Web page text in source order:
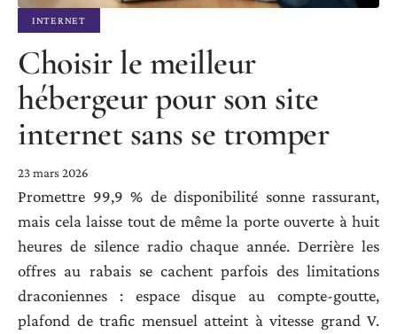
INTERNET
Choisir le meilleur
hébergeur pour son site
internet sans se tromper
23 mars 2026
Promettre 99,9 % de disponibilité sonne rassurant,
mais cela laisse tout de même la porte ouverte à huit
heures de silence radio chaque année. Derrière les
offres au rabais se cachent parfois des limitations
draconiennes : espace disque au compte-goutte,
plafond de trafic mensuel atteint à vitesse grand V.